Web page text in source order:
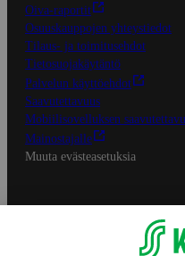
Oiva-raportit
Osuuskauppojen yhteystiedot
Tilaus- ja toimitusehdot
Tietosuojakäytäntö
Palvelun käyttöehdot
Saavutettavuus
Mobiilisovelluksen
Mainostajalle
Muuta evästeasetuksia
S-ryhmän palvelut